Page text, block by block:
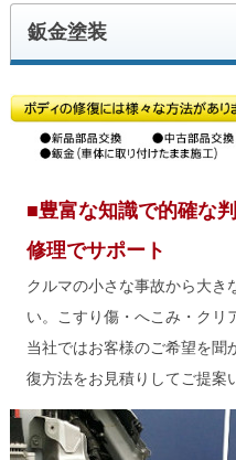
鈑金塗装
■豊富な知識で的確な
修理でサポート
クルマの小さな事故から大き
い。こすり傷・へこみ・クリ
当社ではお客様のご希望を聞
復方法をお見積りしてご提案